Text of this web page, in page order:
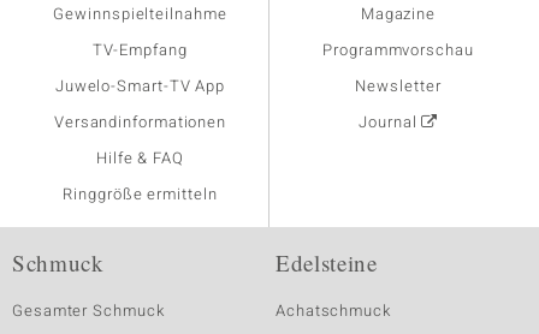
Gewinnspielteilnahme
TV-Empfang
Juwelo-Smart-TV App
Versandinformationen
Hilfe & FAQ
Ringgröße ermitteln
Magazine
Programmvorschau
Newsletter
Journal
Schmuck
Gesamter Schmuck
Edelsteine
Achatschmuck